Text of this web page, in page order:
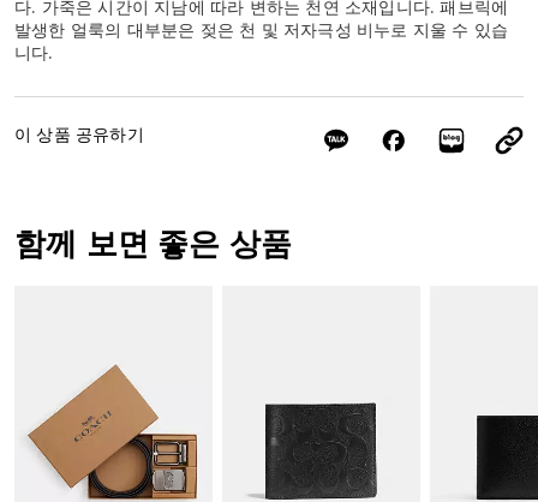
다. 가죽은 시간이 지남에 따라 변하는 천연 소재입니다. 패브릭에
발생한 얼룩의 대부분은 젖은 천 및 저자극성 비누로 지울 수 있습
니다.
이 상품 공유하기
함께 보면 좋은 상품